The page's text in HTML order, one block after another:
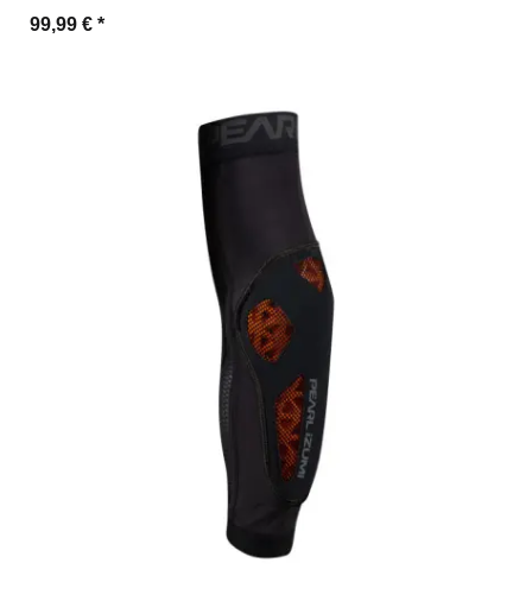
99,99 € *